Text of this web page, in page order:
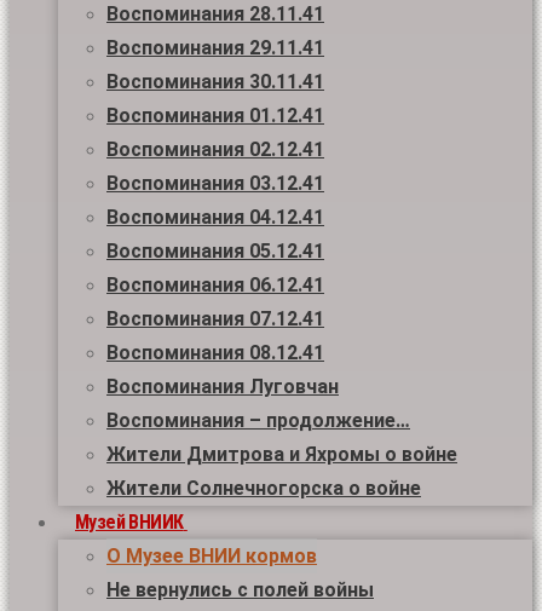
Воспоминания 28.11.41
Воспоминания 29.11.41
Воспоминания 30.11.41
Воспоминания 01.12.41
Воспоминания 02.12.41
Воспоминания 03.12.41
Воспоминания 04.12.41
Воспоминания 05.12.41
Воспоминания 06.12.41
Воспоминания 07.12.41
Воспоминания 08.12.41
Воспоминания Луговчан
Воспоминания – продолжение…
Жители Дмитрова и Яхромы о войне
Жители Солнечногорска о войне
Музей ВНИИК
О Музее ВНИИ кормов
Не вернулись с полей войны